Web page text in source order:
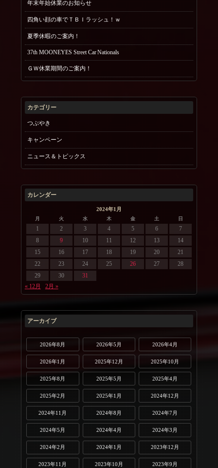
年末年始休業のお知らせ
四角い顔の車でＴＢＩラッシュ！ｗ
夏季休暇のご案内！
37th MOONEYES Street Car Nationals
ＧＷ休業期間のご案内！
カテゴリー
つぶやき
キャンペーン
ニュース＆トピックス
カレンダー
2024年1月
月 火 水 木 金 土 日
1 2 3 4 5 6
7
8
9 10 11 12 13
14
15
16 17 18 19 20
21
22
23 24 25 26 27
28
29
30
31
« 12月
2月 »
アーカイブ
2026年8月 2026年5月 2026年4月
2026年1月 2025年12月 2025年10月
2025年8月 2025年5月 2025年4月
2025年2月 2025年1月 2024年12月
2024年11月 2024年8月 2024年7月
2024年5月 2024年4月 2024年3月
2024年2月 2024年1月 2023年12月
2023年11月 2023年10月 2023年9月